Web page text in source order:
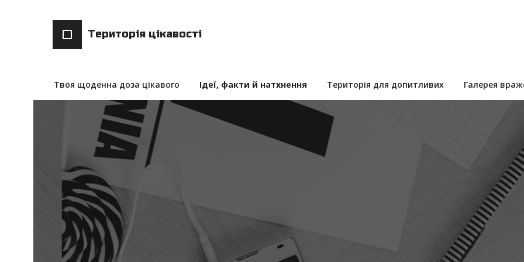
Територія цікавості
Твоя щоденна доза цікавого Ідеї, факти й натхнення Територія для допитливих Галерея